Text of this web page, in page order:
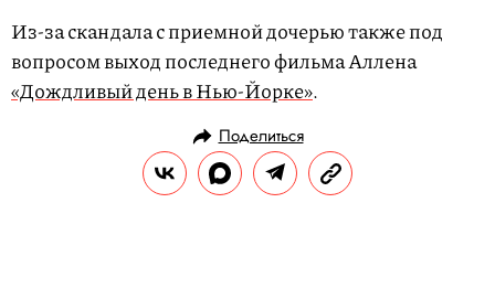
Из-за скандала с приемной дочерью также под
вопросом выход последнего фильма Аллена
«Дождливый день в Нью-Йорке».
Поделиться